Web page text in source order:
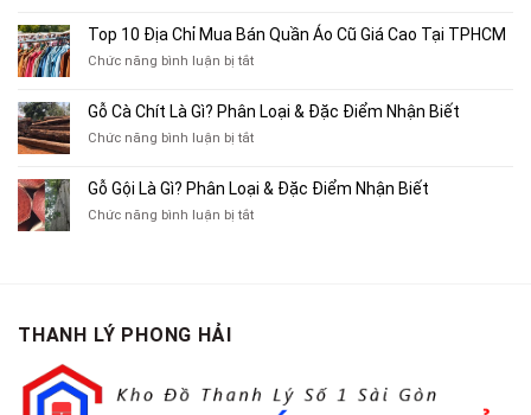
Bán
Xe
Cũ,
Xe
Cũ
TP.HCM
10
Thu
Sách
Tạp
Chí
Top 10 Địa Chỉ Mua Bán Quần Áo Cũ Giá Cao Tại TPHCM
Chức năng bình luận bị tắtở
Địa
Chỉ
Bán
Áo
Gỗ Cà Chít Là Gì? Phân Loại & Đặc Điểm Nhận Biết
Chức năng bình luận bị tắtở
Chít
Là
Gỗ Gội Là Gì? Phân Loại & Đặc Điểm Nhận Biết
Chức năng bình luận bị tắtở
Điểm
THANH LÝ PHONG HẢI